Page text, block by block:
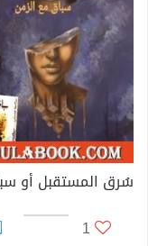
1